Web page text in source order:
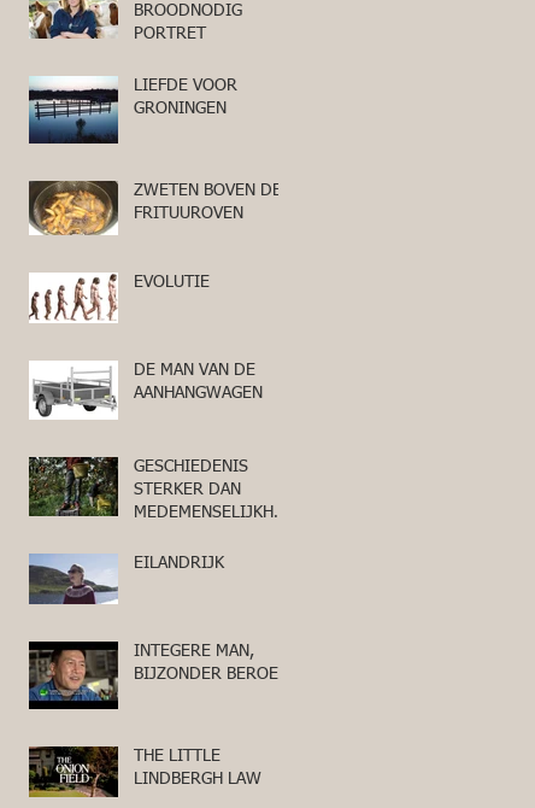
BROODNODIG
PORTRET
LIEFDE VOOR
GRONINGEN
ZWETEN BOVEN DE
FRITUUROVEN
EVOLUTIE
DE MAN VAN DE
AANHANGWAGEN
GESCHIEDENIS
STERKER DAN
MEDEMENSELIJKHEI
EILANDRIJK
INTEGERE MAN,
BIJZONDER BEROEP
THE LITTLE
LINDBERGH LAW